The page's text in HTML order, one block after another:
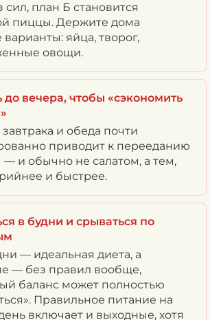
сил, план Б становится
пиццы. Держите дома
яйца, творог,
овощи.
до вечера, чтобы «сэкономить
и обеда почти
приводит к перееданию
— и обычно не салатом, а тем,
и быстрее.
в будни и срываться по
— идеальная диета, а
— без правил вообще,
баланс может полностью
Правильное питание на
включает и выходные, хотя